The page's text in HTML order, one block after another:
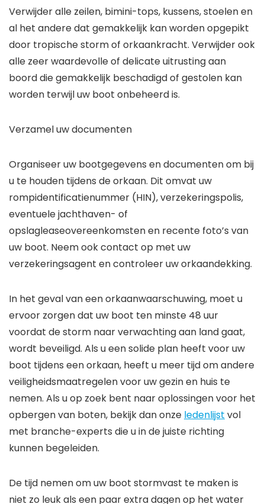
Verwijder alle zeilen, bimini-tops, kussens, stoelen en
al het andere dat gemakkelijk kan worden opgepikt
door tropische storm of orkaankracht. Verwijder ook
alle zeer waardevolle of delicate uitrusting aan
boord die gemakkelijk beschadigd of gestolen kan
worden terwijl uw boot onbeheerd is.
Verzamel uw documenten
Organiseer uw bootgegevens en documenten om bij
u te houden tijdens de orkaan. Dit omvat uw
rompidentificatienummer (HIN), verzekeringspolis,
eventuele jachthaven- of
opslagleaseovereenkomsten en recente foto’s van
uw boot. Neem ook contact op met uw
verzekeringsagent en controleer uw orkaandekking.
In het geval van een orkaanwaarschuwing, moet u
ervoor zorgen dat uw boot ten minste 48 uur
voordat de storm naar verwachting aan land gaat,
wordt beveiligd. Als u een solide plan heeft voor uw
boot tijdens een orkaan, heeft u meer tijd om andere
veiligheidsmaatregelen voor uw gezin en huis te
nemen. Als u op zoek bent naar oplossingen voor het
opbergen van boten, bekijk dan onze ledenlijst vol
met branche-experts die u in de juiste richting
kunnen begeleiden.
De tijd nemen om uw boot stormvast te maken is
niet zo leuk als een paar extra dagen op het water